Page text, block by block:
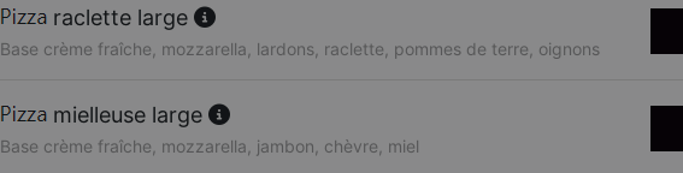
raclette large
Base crème fraîche, mozzarella, lardons, raclette, pommes de terre, oignons
mielleuse large
Base crème fraîche, mozzarella, jambon, chèvre, miel